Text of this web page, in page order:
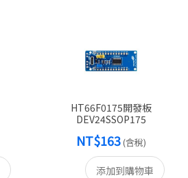
HT66F0175開發板
DEV24SSOP175
NT$163(含稅)
添加到購物車